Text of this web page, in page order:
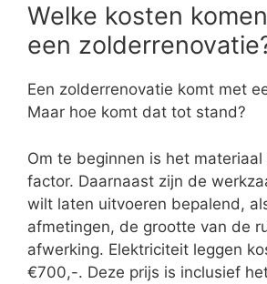
Welke kosten
een
Een zolderrenovatie komt met
Maar hoe komt dat tot stand?
Om te beginnen is het
factor. Daarnaast zijn de
wilt laten uitvoeren bepalend,
afmetingen, de grootte van de
afwerking. Elektriciteit leggen
€700,-. Deze prijs is inclusief